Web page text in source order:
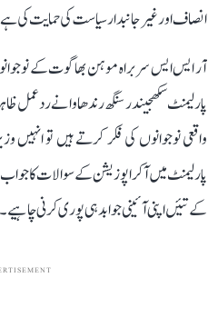
انصاف اور غیر جانبدار سیاست کی حمایت کی
آر ایس ایس سربراہ موہن بھاگوت کے
پارلیمنٹ سکھجیندر سنگھ رندھاوا نے
واقعی نوجوانوں کی فکر کرتے ہیں تو انہیں
پارلیمنٹ میں آکر اپوزیشن کے سوالات کا جواب
کے تئیں اپنی آئینی جوابدہی پوری کرنی چاہیے۔